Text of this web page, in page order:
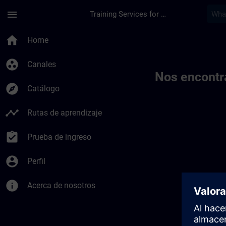
menu Training Services for Digital Industries
home Home
group_work Canales
explore Catálogo
timeline Rutas de aprendizaje
assignment_turned_in Prueba de ingreso
account_circle Perfil
info Acerca de nosotros
Nos